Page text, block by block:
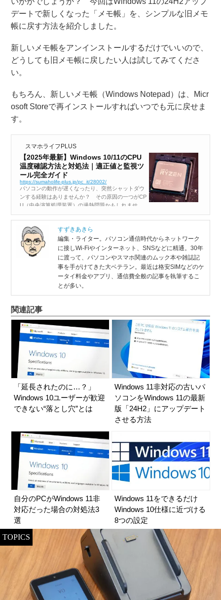
デートで新しくなった「メモ帳」を、シンプルな旧メモ
帳に戻す方法を紹介しました。
新しいメモ帳をアンインストールするだけでいいので、
どうしても旧メモ帳に戻したい人は試してみてくださ
い。
もちろん、新しいメモ帳（Windows Notepad）は、Micr
osoft Storeで再インストールすればいつでも元に戻せま
す。
スマホライフPLUS
【2025年最新】Windows 10/11のCPU
温度確認方法と対処法｜適正値と監視ツ
ール完全ガイド
https://sumaholife-plus.jp/pc_it/28002/
パソコンの動作が遅くなったり、突然シャットダウ
ンする経験はありませんか？ その原因の一つがCP
U（中央演算処理装置）の過熱問題かもしれませ
ん。CPUは常に適切な温度範囲内で動作することが
重要で、過度の熱はパフォーマンスの低下や機器の
寿命短縮につながります。 この記事で...
すずきあきら
編集・ライター。パソコン通信時代からネットワーク
に接しWi-Fiやインターネット、SNSなどに精通。30年
に渡って、パソコンやスマホ関連のムック本や雑誌記
事を手がけてきた大ベテラン。最近は格安SIMなどのケ
ータイ料金やアプリ、通信費全般の記事を執筆するこ
とが多い。
関連記事
「延長されたのに…？」
Windows 10ユーザーが歓迎
できない“落とし穴”とは
Windows 11非対応の古いパ
ソコンをWindows 11の最新
版「24H2」にアップデート
させる方法
自分のPCがWindows 11非
対応だった場合の対処法3
選
Windows 11をできるだけ
Windows 10仕様に近づける
8つの設定
TOPICS